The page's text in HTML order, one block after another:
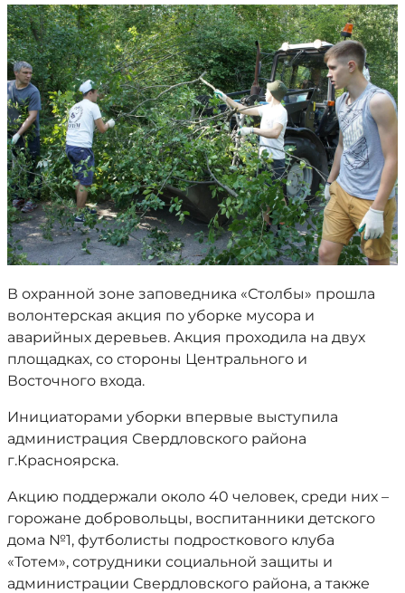
В охранной зоне заповедника «Столбы» прошла
волонтерская акция по уборке мусора и
аварийных деревьев. Акция проходила на двух
площадках, со стороны Центрального и
Восточного входа.
Инициаторами уборки впервые выступила
администрация Свердловского района
г.Красноярска.
Акцию поддержали около 40 человек, среди них –
горожане добровольцы, воспитанники детского
дома №1, футболисты подросткового клуба
«Тотем», сотрудники социальной защиты и
администрации Свердловского района, а также